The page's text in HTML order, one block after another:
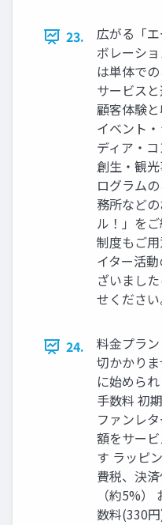
23.
広がる「
ボレーシ
は単体で
サービス
顧客体験と
イベント
ディア・
創生・観
ログラム
務所など
ル！」を
制度もご
イター活
ざいまし
せください
24.
料金プラ
切かかり
に始めら
手数料 初
ファンレ
額をサー
す ラッピ
費税、決
（約5%
数料(330円